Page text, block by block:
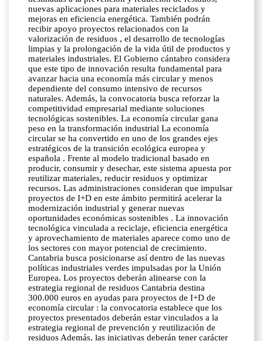
nuevas aplicaciones para materiales reciclados y
mejoras en eficiencia energética. También podrán
recibir apoyo proyectos relacionados con la
valorización de residuos , el desarrollo de tecnologías
limpias y la prolongación de la vida útil de productos y
materiales industriales. El Gobierno cántabro considera
que este tipo de innovación resulta fundamental para
avanzar hacia una economía más circular y menos
dependiente del consumo intensivo de recursos
naturales. Además, la convocatoria busca reforzar la
competitividad empresarial mediante soluciones
tecnológicas sostenibles. La economía circular gana
peso en la transformación industrial La economía
circular se ha convertido en uno de los grandes ejes
estratégicos de la transición ecológica europea y
española . Frente al modelo tradicional basado en
producir, consumir y desechar, este sistema apuesta por
reutilizar materiales, reducir residuos y optimizar
recursos. Las administraciones consideran que impulsar
proyectos de I+D en este ámbito permitirá acelerar la
modernización industrial y generar nuevas
oportunidades económicas sostenibles . La innovación
tecnológica vinculada a reciclaje, eficiencia energética
y aprovechamiento de materiales aparece como uno de
los sectores con mayor potencial de crecimiento.
Cantabria busca posicionarse así dentro de las nuevas
políticas industriales verdes impulsadas por la Unión
Europea. Los proyectos deberán alinearse con la
estrategia regional de residuos Cantabria destina
300.000 euros en ayudas para proyectos de I+D de
economía circular : la convocatoria establece que los
proyectos presentados deberán estar vinculados a la
estrategia regional de prevención y reutilización de
residuos Además, las iniciativas deberán tener carácter